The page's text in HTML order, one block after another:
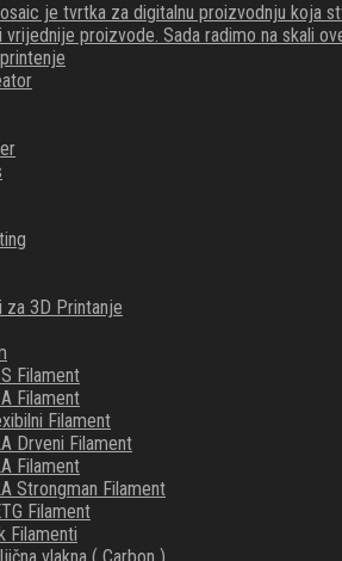
je tvrtka za digitalnu proizvodnju koja
vrijednije proizvode. Sada radimo na skali
za 3D Printanje
Filament
Filament
Filament
Drveni Filament
Filament
Strongman Filament
Filament
Filamenti